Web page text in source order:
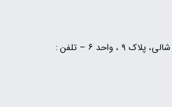
تهران : آیت اله کاشانی، اباذر، نبش شالی، پلاک ۹ ، واحد ۶ – تلفن :